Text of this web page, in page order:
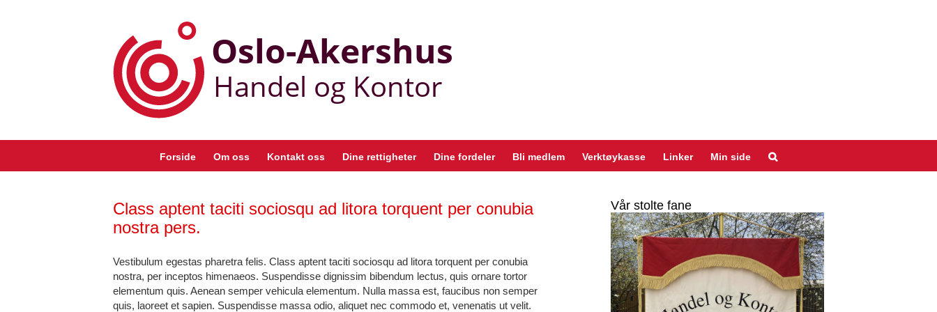
Forside Om oss Kontakt oss Dine rettigheter Dine fordeler Bli medlem Verktøykasse Linker Min side
Class aptent taciti sociosqu ad litora torquent per conubia
nostra pers.
Vestibulum egestas pharetra felis. Class aptent taciti sociosqu ad litora torquent per conubia
nostra, per inceptos himenaeos. Suspendisse dignissim bibendum lectus, quis ornare tortor
elementum quis. Aenean semper vehicula elementum. Nulla massa est, faucibus non semper
quis, laoreet et sapien. Suspendisse massa odio, aliquet nec commodo et, venenatis ut velit.
Vår stolte fane